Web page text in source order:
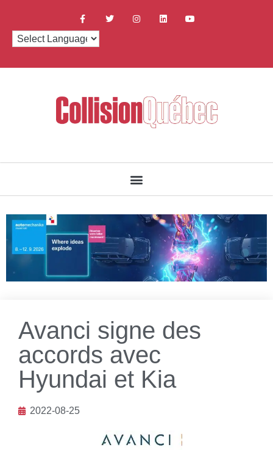
Avanci signe des
accords avec
Hyundai et Kia
2022-08-25